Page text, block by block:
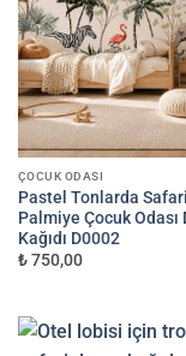
ÇOCUK ODASI
Pastel Tonlarda
Palmiye Çocuk Odası
Kağıdı D0002
₺ 750,00